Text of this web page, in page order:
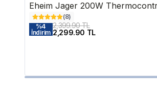
Eheim Jager 200W
(8)
%4
İndirim
2,399.90 TL
2,299.90 TL